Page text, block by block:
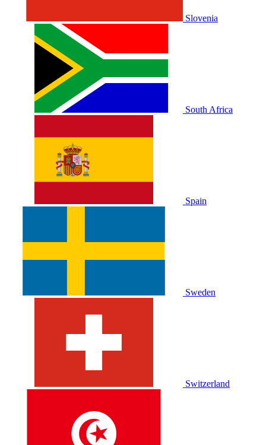
Slovenia
South Africa
Spain
Sweden
Switzerland